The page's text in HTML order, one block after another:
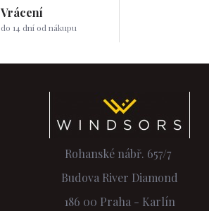
Vrácení
do 14 dní od nákupu
Rohanské nábř. 657/7
Budova River Diamond
186 00 Praha - Karlín